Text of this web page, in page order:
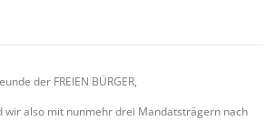
der FREIEN BÜRGER,
wir also mit nunmehr drei Mandatsträgern nach